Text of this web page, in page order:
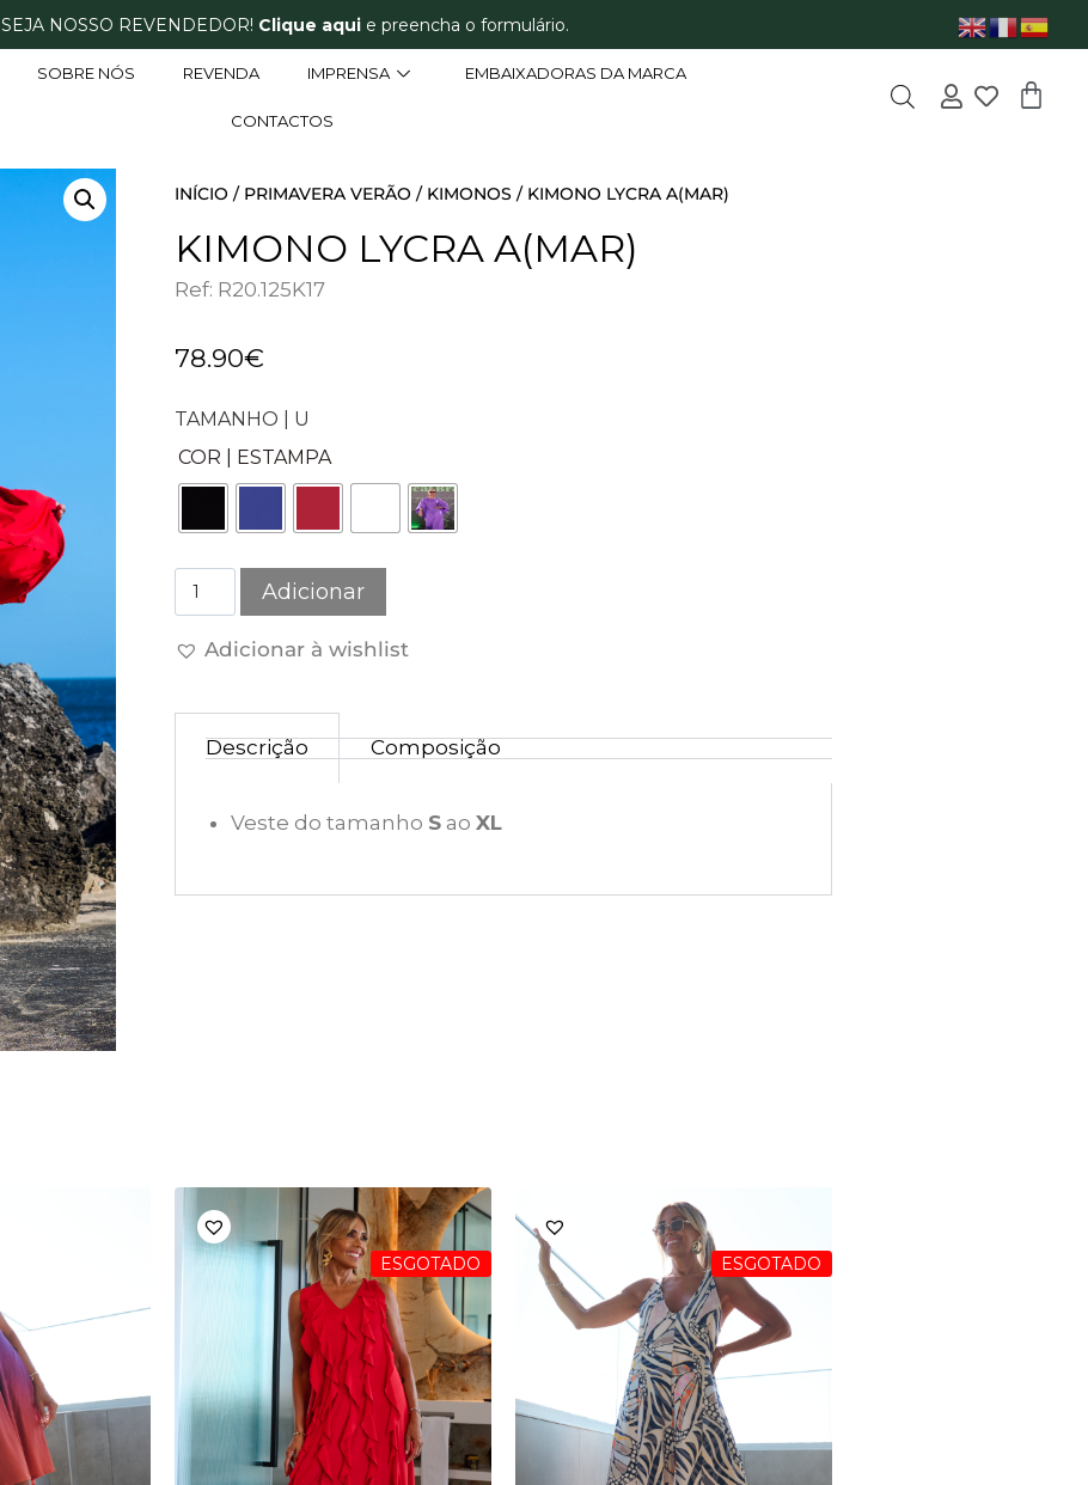
SEJA NOSSO REVENDEDOR! Clique aquie preencha o formulário.
SOBRE NÓS REVENDA IMPRENSA EMBAIXADORAS DA MARCA
CONTACTOS
INÍCIO / PRIMAVERA VERÃO / KIMONOS / KIMONO LYCRA A(MAR)
KIMONO LYCRA A(MAR)
Ref: R20.125K17
78.90€
TAMANHO | U
COR | ESTAMPA
Adicionar
Adicionar à wishlist
Descrição Composição
Veste do tamanho Sao XL
ESGOTADO ESGOTADO